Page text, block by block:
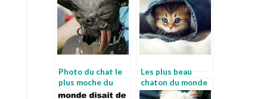
Photo du chat le
plus moche du
monde
Les plus beau
chaton du monde